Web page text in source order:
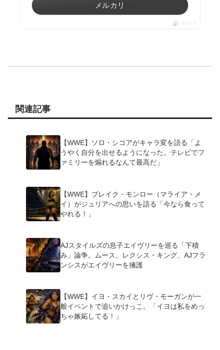
メルカリ
ポチップ
関連記事
【WWE】ソロ・シコアがキャラ変を語る「よ
うやく自分を出せるようになった。テレビでフ
ァミリーを煽れるなんて最高だ」
【WWE】ブレイク・モンロー（マライア・メ
イ）がジュリアへの思いを語る「今なら食って
やれる！」
AJスタイルズの息子エイヴリーを巡る「下積
み」論争。ムース、レクシス・キング、AJフラ
ンシスがエイヴリーを擁護
【WWE】イヨ・スカイとリヴ・モーガンが一
般イベントで追いかけっこ。「イヨは私をめっ
ちゃ嫉妬してる！」